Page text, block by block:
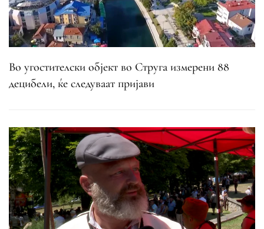
Во угостителски објект во Струга измерени 88
децибели, ќе следуваат пријави